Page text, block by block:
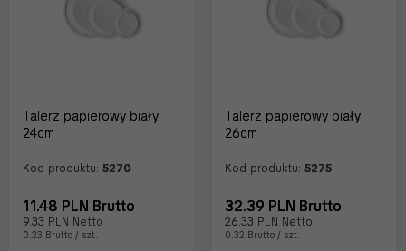
Talerz papierowy biały
24cm
Kod produktu: 5270
11.48 PLN Brutto
9.33 PLN Netto
0.23 Brutto / szt.
Talerz papierowy biały
26cm
Kod produktu: 5275
32.39 PLN Brutto
26.33 PLN Netto
0.32 Brutto / szt.